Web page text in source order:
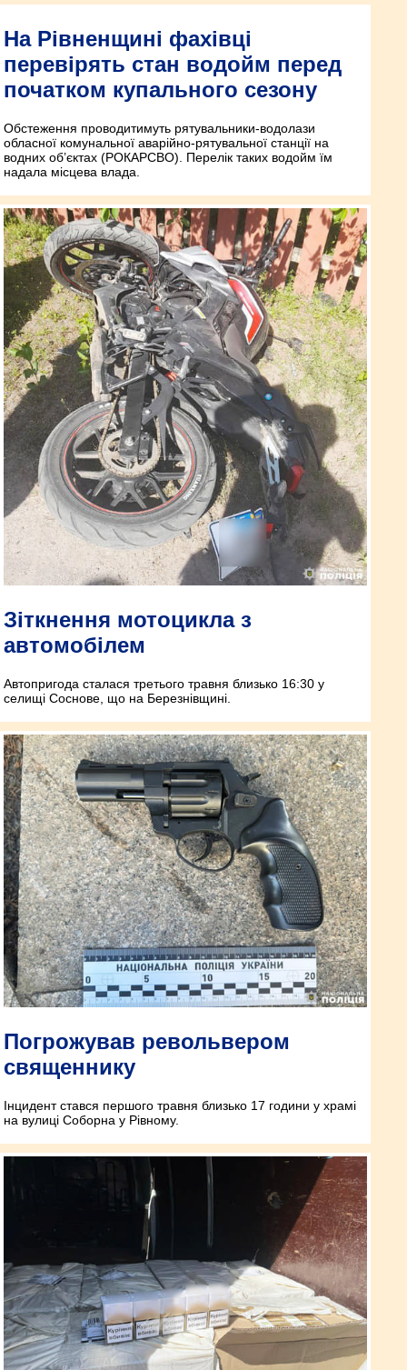
На Рівненщині фахівці
перевірять стан водойм перед
початком купального сезону
Обстеження проводитимуть рятувальники-водолази
обласної комунальної аварійно-рятувальної станції на
водних об’єктах (РОКАРСВО). Перелік таких водойм їм
надала місцева влада.
Зіткнення мотоцикла з
автомобілем
Автопригода сталася третього травня близько 16:30 у
селищі Соснове, що на Березнівщині.
Погрожував револьвером
священнику
Інцидент стався першого травня близько 17 години у храмі
на вулиці Соборна у Рівному.